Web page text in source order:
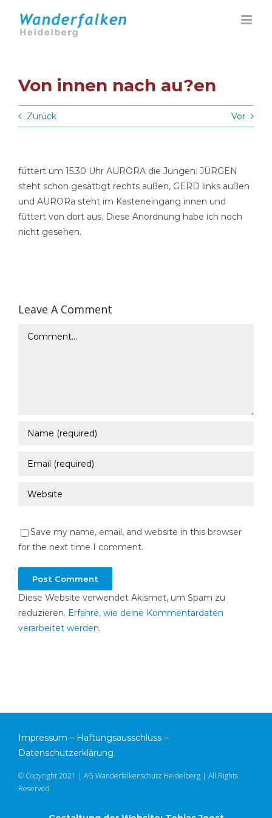
Inhalt
springen
Von innen nach au?en
Zurück Vor
füttert um 15.30 Uhr AURORA die Jungen: JÜRGEN
steht schon gesättigt rechts außen, GERD links außen
und AURORa steht im Kasteneingang innen und
füttert von dort aus. Diese Anordnung habe ich noch
nicht gesehen.
Leave A Comment
Comment
Save my name, email, and website in this browser
for the next time I comment.
Diese Website verwendet Akismet, um Spam zu
reduzieren. Erfahre, wie deine Kommentardaten
verarbeitet werden.
Impressum – Haftungsausschluss –
Datenschutzerklärung
© Copyright 2021 | AG Wanderfalkenschutz Heidelberg | All Rights
Reserved